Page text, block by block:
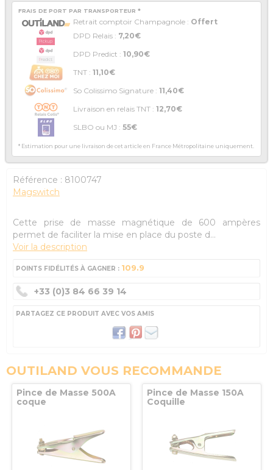
FRAIS DE PORT PAR TRANSPORTEUR *
Retrait comptoir Champagnole : Offert
DPD Relais : 7,20€
DPD Predict : 10,90€
TNT : 11,10€
So Colissimo Signature : 11,40€
Livraison en relais TNT : 12,70€
SLBO ou MJ : 55€
* Estimation pour une livraison de cet article en France Métropolitaine uniquement.
Référence : 8100747
Magswitch
Cette prise de masse magnétique de 600 ampères
permet de faciliter la mise en place du poste d...
Voir la description
POINTS FIDÉLITÉS À GAGNER : 109.9
+33 (0)3 84 66 39 14
PARTAGEZ CE PRODUIT AVEC VOS AMIS
OUTILAND VOUS RECOMMANDE
Pince de Masse 500A
coque
Pince de Masse 150A
Coquille